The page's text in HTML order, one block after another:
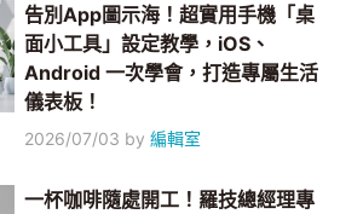
告別App圖示海！超實用手機「桌
面小工具」設定教學，iOS、
Android 一次學會，打造專屬生活
儀表板！
2026/07/03 by編輯室
一杯咖啡隨處開工！羅技總經理專